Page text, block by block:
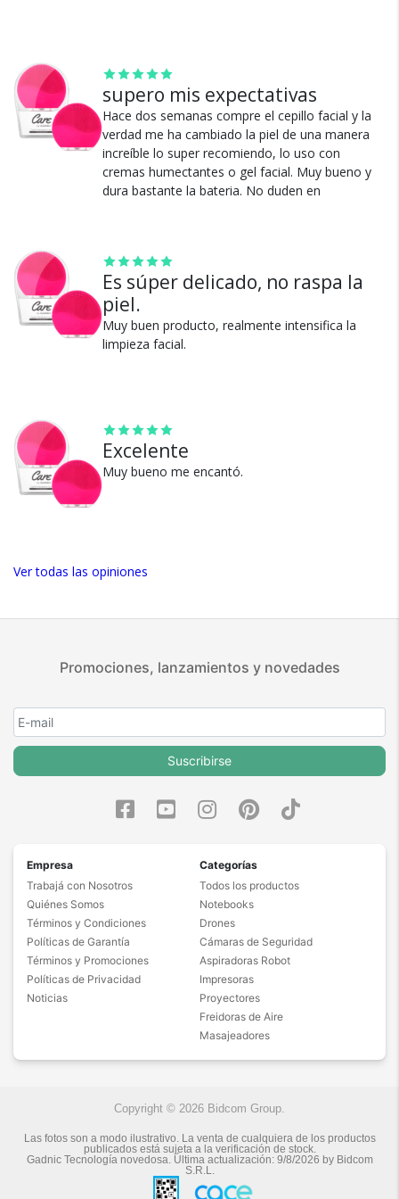
supero mis expectativas
Hace dos semanas compre el cepillo facial y la
verdad me ha cambiado la piel de una manera
increíble lo super recomiendo, lo uso con
cremas humectantes o gel facial. Muy bueno y
dura bastante la bateria. No duden en
Es súper delicado, no raspa la
piel.
Muy buen producto, realmente intensifica la
limpieza facial.
Excelente
Muy bueno me encantó.
Ver todas las opiniones
Cambios y Devoluciones
Te damos 30 días de prueba.
Si no es lo que esperabas, te devolvemos tu
dinero.
¿Por qué estamos tan
seguros?
5 estrellas de 5 en Google.
5 estrellas de 5 en Facebook.
envíos.
nosotros.
Promociones, lanzamientos y novedades
Suscribirse
Empresa
Trabajá con Nosotros
Quiénes Somos
Términos y Condiciones
Políticas de Garantía
Términos y Promociones
Políticas de Privacidad
Noticias
Categorías
Todos los productos
Notebooks
Drones
Cámaras de Seguridad
Aspiradoras Robot
Impresoras
Proyectores
Freidoras de Aire
Masajeadores
Copyright © 2026 Bidcom Group.
Las fotos son a modo ilustrativo. La venta de cualquiera de los productos
publicados está sujeta a la verificación de stock.
Gadnic Tecnología novedosa. Última actualización: 9/8/2026 by Bidcom
S.R.L.